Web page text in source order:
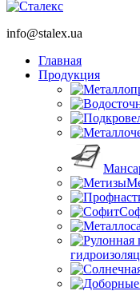
info@stalex.ua
Главная
Продукция